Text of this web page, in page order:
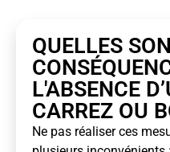
QUELLES
L'ABSENCE
CARREZ OU
Ne pas réaliser ces